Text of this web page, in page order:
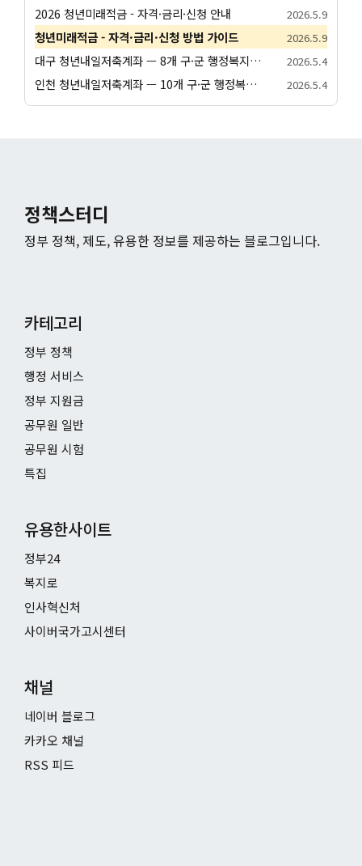
2026 청년미래적금 - 자격·금리·신청 안내 2026.5.9
청년미래적금 - 자격·금리·신청 방법 가이드 2026.5.9
대구 청년내일저축계좌 — 8개 구·군 행정복지센터 신청 방법 2026.5.4
인천 청년내일저축계좌 — 10개 구·군 행정복지센터 신청 방법 2026.5.4
정책스터디
정부 정책, 제도, 유용한 정보를 제공하는 블로그입니다.
카테고리
정부 정책
행정 서비스
정부 지원금
공무원 일반
공무원 시험
특집
유용한사이트
정부24
복지로
인사혁신처
사이버국가고시센터
채널
네이버 블로그
카카오 채널
RSS 피드